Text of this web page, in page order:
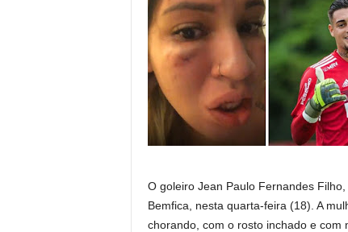
O goleiro Jean Paulo Fernandes
Bemfica, nesta quarta-feira (18). A
chorando, com o rosto inchado e com